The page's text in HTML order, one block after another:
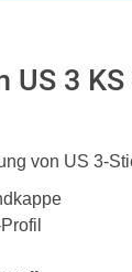
US 3
von US 3-